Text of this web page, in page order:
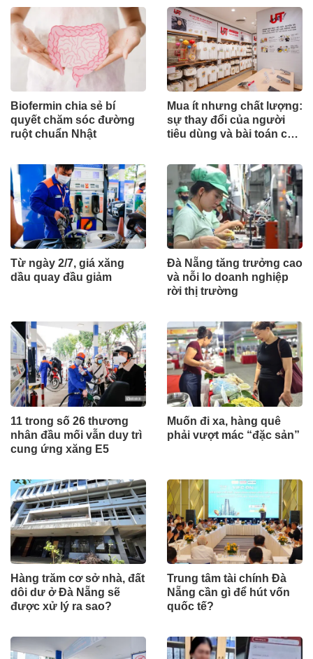
Biofermin chia sẻ bí
quyết chăm sóc đường
ruột chuẩn Nhật
Mua ít nhưng chất lượng:
sự thay đổi của người
tiêu dùng và bài toán cho
Từ ngày 2/7, giá xăng
dầu quay đầu giảm
Đà Nẵng tăng trưởng cao
và nỗi lo doanh nghiệp
rời thị trường
11 trong số 26 thương
nhân đầu mối vẫn duy trì
cung ứng xăng E5
Muốn đi xa, hàng quê
phải vượt mác “đặc sản”
Hàng trăm cơ sở nhà, đất
dôi dư ở Đà Nẵng sẽ
được xử lý ra sao?
Trung tâm tài chính Đà
Nẵng cần gì để hút vốn
quốc tế?